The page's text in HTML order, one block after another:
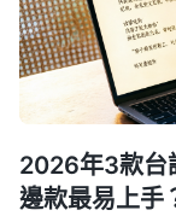
2026年3款台
邊款最易上手